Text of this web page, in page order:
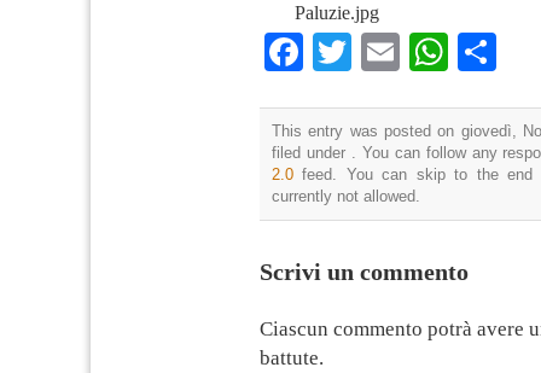
Paluzie.jpg
Facebook
TwitterEmail
This entry was posted on giovedì,
filed under . You can follow any
2.0 feed. You can skip to the end
currently not allowed.
Scrivi un commento
Ciascun commento potrà avere
battute.